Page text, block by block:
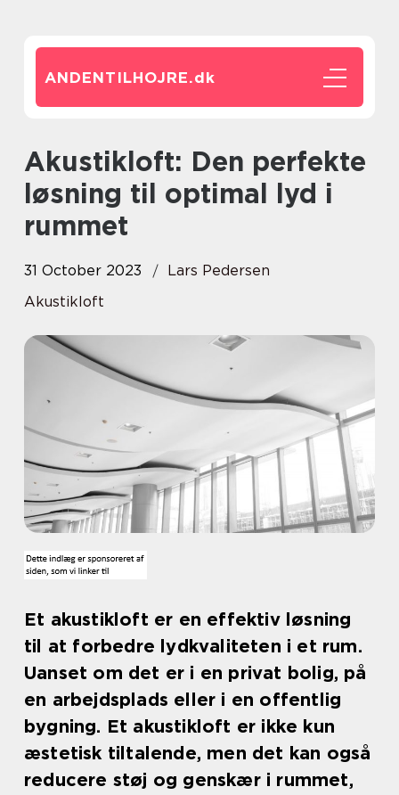
ANDENTILHOJRE.dk
Akustikloft: Den perfekte
løsning til optimal lyd i
rummet
31 October 2023
Lars Pedersen
Akustikloft
Et akustikloft er en effektiv løsning
til at forbedre lydkvaliteten i et rum.
Uanset om det er i en privat bolig, på
en arbejdsplads eller i en offentlig
bygning. Et akustikloft er ikke kun
æstetisk tiltalende, men det kan også
reducere støj og genskær i rummet,